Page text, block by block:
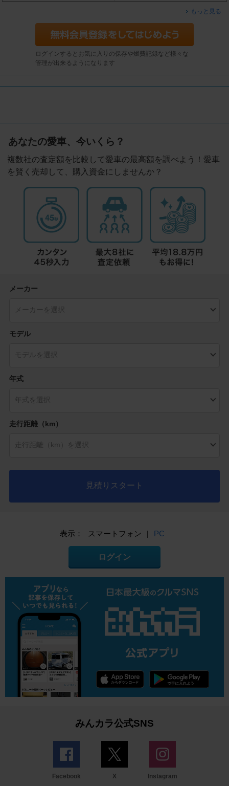
もっと見る
ログインするとお気に入りの保存や燃費記録など様々な
管理が出来るようになります
あなたの愛車、今いくら？
複数社の査定額を比較して愛車の最高額を調べよう！愛車
を賢く売却して、購入資金にしませんか？
メーカー
モデル
年式
走行距離（km）
見積りスタート
表示： スマートフォン | PC
ログイン
みんカラ公式SNS
Facebook X Instagram